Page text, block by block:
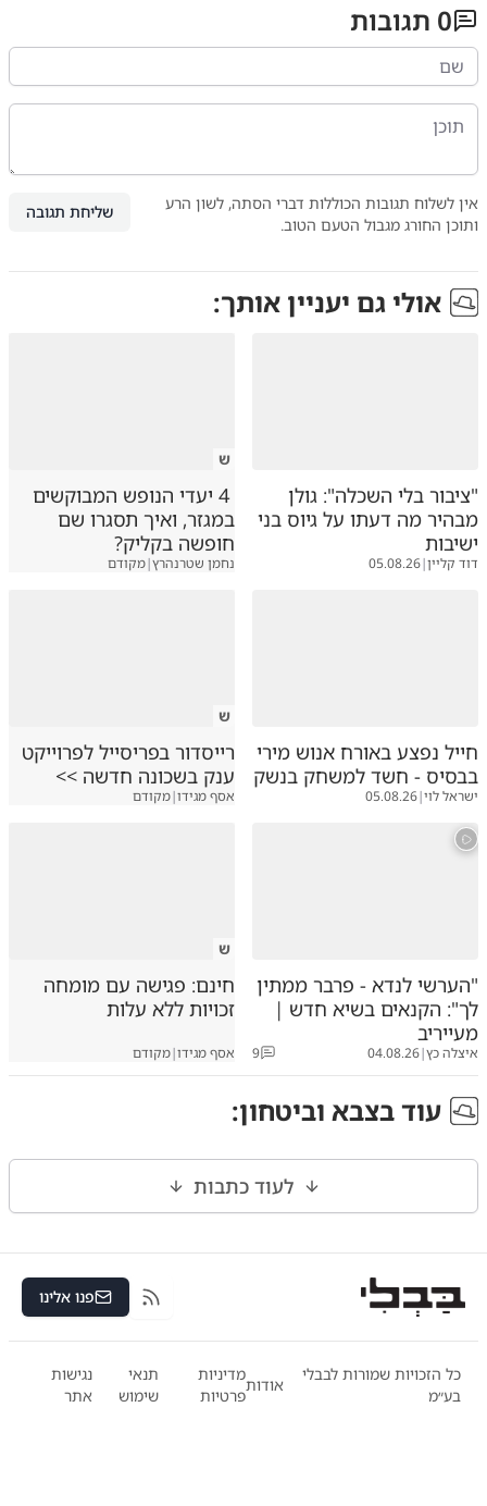
0 תגובות
אין לשלוח תגובות הכוללות דברי הסתה, לשון הרע
ותוכן החורג מגבול הטעם הטוב.
שליחת תגובה
אולי גם יעניין אותך:
"ציבור בלי השכלה": גולן
מבהיר מה דעתו על גיוס בני
ישיבות
דוד קליין|
05.08.26
ש
4 יעדי הנופש המבוקשים
במגזר, ואיך תסגרו שם
חופשה בקליק?
נחמן שטרנהרץ|מקודם
חייל נפצע באורח אנוש מירי
בבסיס - חשד למשחק בנשק
ישראל לוי|
05.08.26
ש
רייסדור בפריסייל לפרוייקט
ענק בשכונה חדשה >>
אסף מגידו|מקודם
"הערשי לנדא - פרבר ממתין
לך": הקנאים בשיא חדש |
מעייריב
איצלה כץ|
04.08.26
9
ש
חינם: פגישה עם מומחה
זכויות ללא עלות
אסף מגידו|מקודם
עוד בצבא וביטחון:
לעוד כתבות
RSS פנו אלינו
כל הזכויות שמורות לבבלי
בע״מ
אודות
מדיניות
פרטיות
תנאי
שימוש
נגישות
אתר